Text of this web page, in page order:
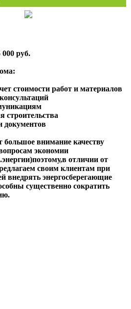
руб.
стоимости работ и материалов
строительства
документов
внимание качеству
экономии
отличии от
своим клиентам при
внедрять энергосберегающие
существенно сократить